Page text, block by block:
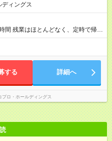
ディングス
で帰れ
の業務は進捗管理や事務が中心な
が終われば、自然と区切りをつけ
する 詳細へ
プロ・ホールディングス